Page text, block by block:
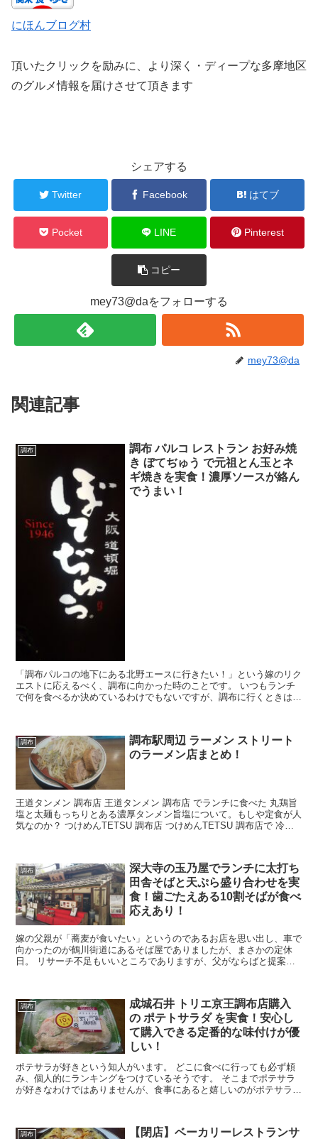
にほんブログ村
頂いたクリックを励みに、より深く・ディープな多摩地区
のグルメ情報を届けさせて頂きます
シェアする
Twitter Facebook はてブ
Pocket LINE Pinterest
コピー
mey73@daをフォローする
mey73@da
関連記事
調布
調布 パルコ レストラン お好み焼
き ぼてぢゅう で元祖とん玉とネ
ギ焼きを実食！濃厚ソースが絡ん
でうまい！
「調布パルコの地下にある北野エースに行きたい！」という嫁のリク
エストに応えるべく、調布に向かった時のことです。 いつもランチ
で何を食べるか決めているわけでもないですが、調布に行くときはパ
調布
調布駅周辺 ラーメン ストリート
のラーメン店まとめ！
王道タンメン 調布店 王道タンメン 調布店 でランチに食べた 丸鶏旨
塩と太麺もっちりとある濃厚タンメン旨塩について。もしや定食が人
気なのか？ つけめんTETSU 調布店 つけめんTETSU 調布店で 冷た
調布
深大寺の玉乃屋でランチに太打ち
田舎そばと天ぷら盛り合わせを実
食！歯ごたえある10割そばが食べ
応えあり！
嫁の父親が「蕎麦が食いたい」というのであるお店を思い出し、車で
向かったのが鶴川街道にあるそば屋でありましたが、まさかの定休
日。 リサーチ不足もいいところでありますが、父がならばと提案し
調布
成城石井 トリエ京王調布店購入
の ポテトサラダ を実食！安心し
て購入できる定番的な味付けが優
しい！
ポテサラが好きという知人がいます。 どこに食べに行っても必ず頼
み、個人的にランキングをつけているそうです。 そこまでポテサラ
が好きなわけではありませんが、食事にあると嬉しいのがポテサラな
調布
【閉店】ベーカリーレストランサ